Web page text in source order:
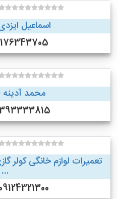
اسماعیل
09176343705
محمد آدینه
09393333815
تعمیرات لوازم خانگی کولر
...
09124321300 (گرمسار )